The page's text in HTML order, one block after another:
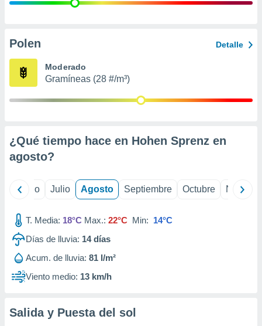
e
publicidad
Polen Detalle
Moderado
Gramíneas (28 #/m³)
¿Qué tiempo hace en Hohen Sprenz en
agosto?
Junio Julio Agosto Septiembre Octubre
T. Media: 18°C Max.: 22°C Min: 14°C
Días de lluvia: 14días
Acum. de lluvia: 81 l/m²
Viento medio: 13 km/h
Salida y Puesta del sol